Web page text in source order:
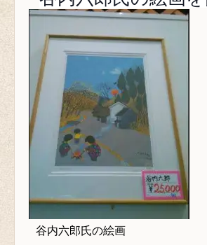
谷内六郎氏の絵画